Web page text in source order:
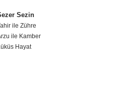
Sezin
ile Zühre
ile Kamber
Hayat